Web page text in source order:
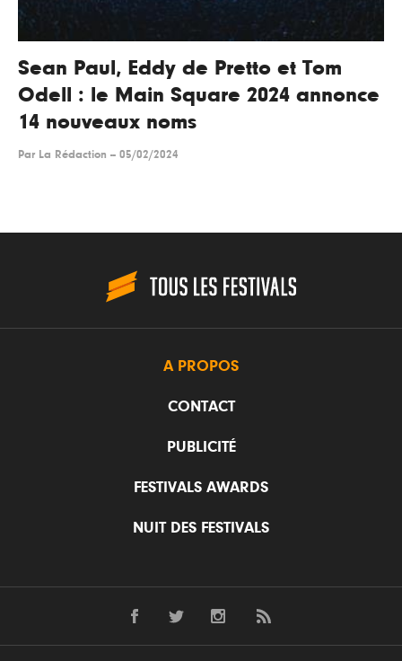
Sean Paul, Eddy de Pretto et Tom
Odell : le Main Square 2024 annonce
14 nouveaux noms
Par La Rédaction -- 05/02/2024
A PROPOS
CONTACT
PUBLICITÉ
FESTIVALS AWARDS
NUIT DES FESTIVALS